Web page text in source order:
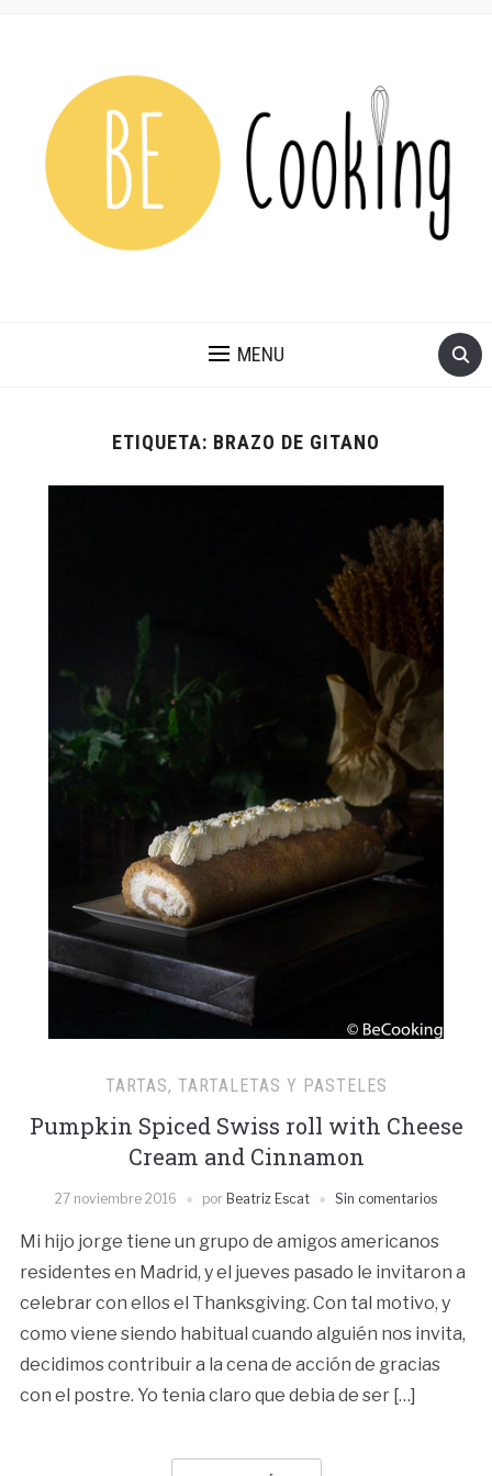
MENU
ETIQUETA: BRAZO DE GITANO
TARTAS, TARTALETAS Y PASTELES
Pumpkin Spiced Swiss roll with Cheese
Cream and Cinnamon
27 noviembre 2016 por Beatriz Escat Sin comentarios
Mi hijo jorge tiene un grupo de amigos americanos
residentes en Madrid, y el jueves pasado le invitaron a
celebrar con ellos el Thanksgiving. Con tal motivo, y
como viene siendo habitual cuando alguién nos invita,
decidimos contribuir a la cena de acción de gracias
con el postre. Yo tenia claro que debia de ser […]